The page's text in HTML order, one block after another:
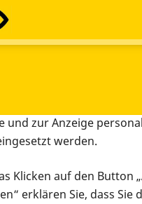
setzt
Tools ein. Dies beinhaltet
und zur Anzeige
werden.
Klicken auf den Button
erklären Sie, dass Sie